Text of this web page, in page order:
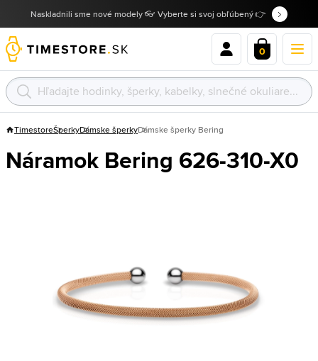
Naskladnili sme nové modely 👓 Vyberte si svoj obľúbený 👉
0
TimestoreŠperkyDámske šperkyDámske šperky Bering
Náramok Bering 626-310-X0